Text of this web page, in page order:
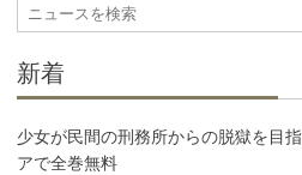
ョ
新着
少女が民間の刑務所からの脱獄を目
アで全巻無料